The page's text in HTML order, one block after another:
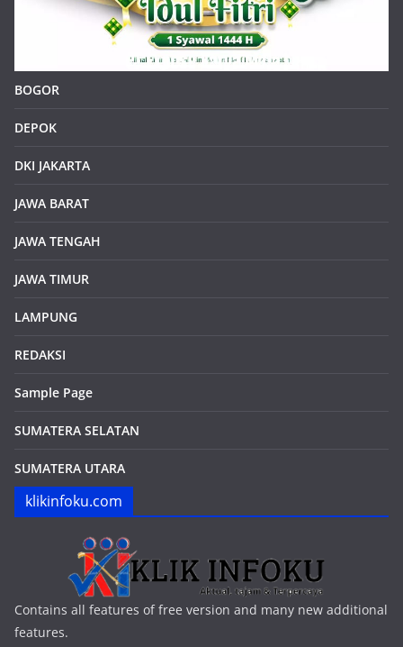
BOGOR
DEPOK
DKI JAKARTA
JAWA BARAT
JAWA TENGAH
JAWA TIMUR
LAMPUNG
REDAKSI
Sample Page
SUMATERA SELATAN
SUMATERA UTARA
klikinfoku.com
Contains all features of free version and many new additional
features.